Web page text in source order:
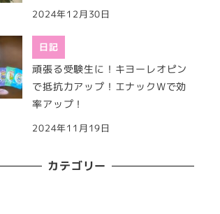
2024年12月30日
日記
頑張る受験生に！キヨーレオピン
で抵抗力アップ！エナックWで効
率アップ！
2024年11月19日
カテゴリー